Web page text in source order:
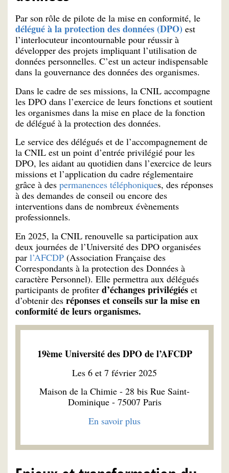
Par son rôle de pilote de la mise en conformité, le
délégué à la protection des données (DPO) est
l’interlocuteur incontournable pour réussir à
développer des projets impliquant l’utilisation de
données personnelles. C’est un acteur indispensable
dans la gouvernance des données des organismes.
Dans le cadre de ses missions, la CNIL accompagne
les DPO dans l’exercice de leurs fonctions et soutient
les organismes dans la mise en place de la fonction
de délégué à la protection des données.
Le service des délégués et de l’accompagnement de
la CNIL est un point d’entrée privilégié pour les
DPO, les aidant au quotidien dans l’exercice de leurs
missions et l’application du cadre réglementaire
grâce à des permanences téléphoniques, des réponses
à des demandes de conseil ou encore des
interventions dans de nombreux évènements
professionnels.
En 2025, la CNIL renouvelle sa participation aux
deux journées de l’Université des DPO organisées
par l’AFCDP (Association Française des
Correspondants à la protection des Données à
caractère Personnel). Elle permettra aux délégués
participants de profiter d’échanges privilégiés et
d’obtenir des réponses et conseils sur la mise en
conformité de leurs organismes.
19ème Université des DPO de l’AFCDP
Les 6 et 7 février 2025
Maison de la Chimie - 28 bis Rue Saint-
Dominique - 75007 Paris
En savoir plus